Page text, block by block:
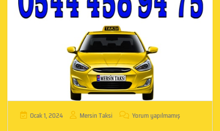
Ocak 1, 2024 Mersin Taksi Yorum yapılmamış